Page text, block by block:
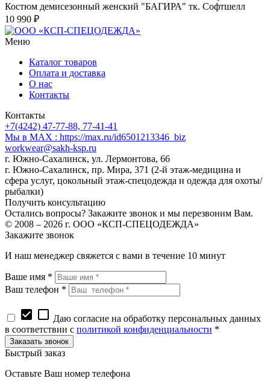
Костюм демисезонный женский "БАГИРА" тк. Софтшелл
10 990 ₽
Меню
Каталог товаров
Оплата и доставка
О нас
Контакты
Контакты
+7(4242) 47-77-88, 77-41-41
Мы в MAX : https://max.ru/id6501213346_biz
workwear@sakh-ksp.ru
г. Южно-Сахалинск, ул. Лермонтова, 66
г. Южно-Сахалинск, пр. Мира, 371 (2-й этаж-медицина и
сфера услуг, цокольный этаж-спецодежда и одежда для охоты/
рыбалки)
Получить консультацию
Остались вопросы? Закажите звонок и мы перезвоним Вам.
© 2008 – 2026 г. ООО «КСП-СПЕЦОДЕЖДА»
Закажите звонок
И наш менеджер свяжется с вами в течение 10 минут
Ваше имя *
Ваш телефон *
check_box check_box_outline_blank Даю согласие на обработку персональных данных
в соответствии с политикой конфиденциальности *
Быстрый заказ
Оставьте Ваш номер телефона